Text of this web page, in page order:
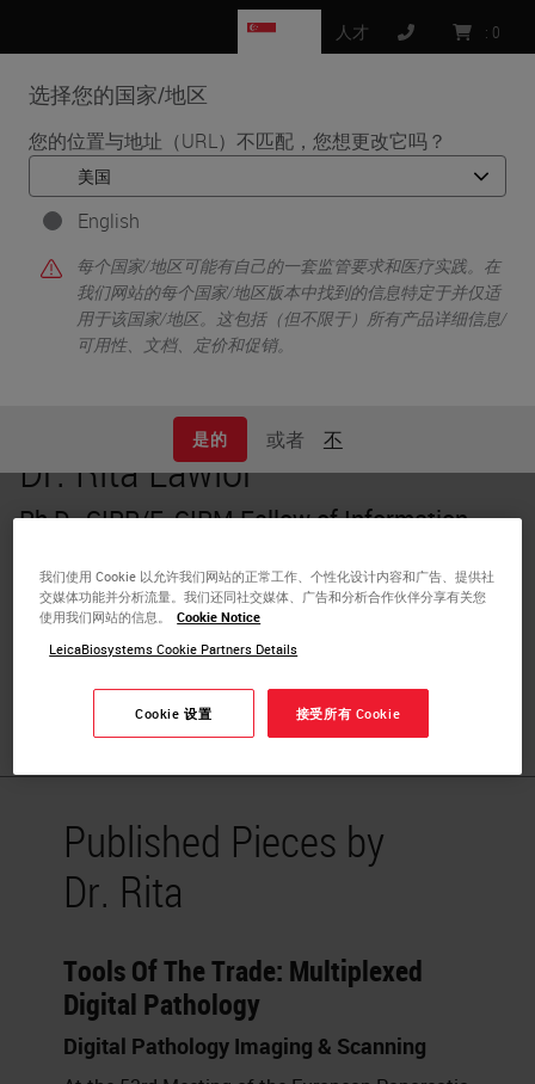
选择您的国家/地区
您的位置与地址（URL）不匹配，您想更改它吗？
English
每个国家/地区可能有自己的一套监管要求和医疗实践。在
我们网站的每个国家/地区版本中找到的信息特定于并仅适
用于该国家/地区。这包括（但不限于）所有产品详细信息/
可用性、文档、定价和促销。
是的 或者 不
人才 : 0
首页 • Knowledge Pathway • Dr. Rita Lawlor
Dr. Rita Lawlor
Ph.D., CIPP/E, CIPM Fellow of Information
Biobank and Model Bank Director
Research Center Coordinator
University of Verona
Published Pieces by
Dr. Rita
Tools Of The Trade: Multiplexed
Digital Pathology
Digital Pathology Imaging & Scanning
我们使用 Cookie 以允许我们网站的正常工作、个性化设计内容和广告、提供社
交媒体功能并分析流量。我们还同社交媒体、广告和分析合作伙伴分享有关您
使用我们网站的信息。
Cookie Notice
LeicaBiosystems Cookie Partners Details
Cookie 设置 接受所有 Cookie